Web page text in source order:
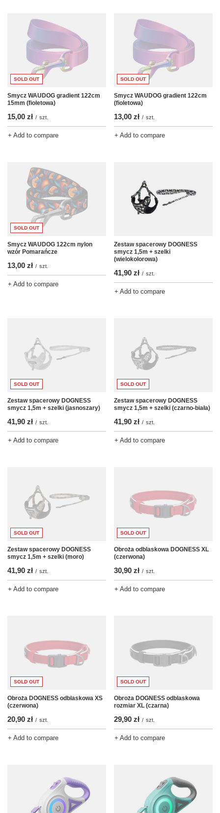
SOLD OUT
Smycz WAUDOG gradient 122cm
15mm (fioletowa)
15,00 zł / szt.
+ Add to compare
SOLD OUT
Smycz WAUDOG gradient 122cm
(fioletowa)
13,00 zł / szt.
+ Add to compare
SOLD OUT
Smycz WAUDOG 122cm nylon
wzór Pomarańcze
13,00 zł / szt.
+ Add to compare
Zestaw spacerowy DOGNESS
smycz 1,5m + szelki
(wielokolorowa)
41,90 zł / szt.
+ Add to compare
SOLD OUT
Zestaw spacerowy DOGNESS
smycz 1,5m + szelki (jasnoszary)
41,90 zł / szt.
+ Add to compare
SOLD OUT
Zestaw spacerowy DOGNESS
smycz 1,5m + szelki (czarno-biała)
41,90 zł / szt.
+ Add to compare
SOLD OUT
Zestaw spacerowy DOGNESS
smycz 1,5m + szelki (moro)
41,90 zł / szt.
+ Add to compare
SOLD OUT
Obroża odblaskowa DOGNESS XL
(czerwona)
30,90 zł / szt.
+ Add to compare
SOLD OUT
Obroża DOGNESS odblaskowa XS
(czerwona)
20,90 zł / szt.
+ Add to compare
SOLD OUT
Obroża DOGNESS odblaskowa
rozmiar XL (czarna)
29,90 zł / szt.
+ Add to compare